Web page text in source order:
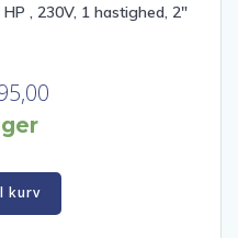
, 230V, 1 hastighed, 2″
kurv